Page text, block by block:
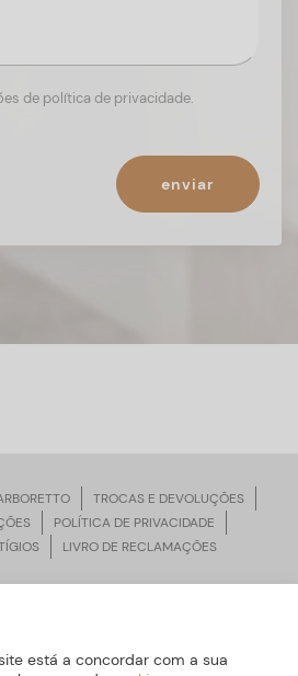
de política de privacidade.
enviar
TROCAS E DEVOLUÇÕES
POLÍTICA DE PRIVACIDADE
LIVRO DE RECLAMAÇÕES
Reservados | Desenvolvido por
está a concordar com a sua